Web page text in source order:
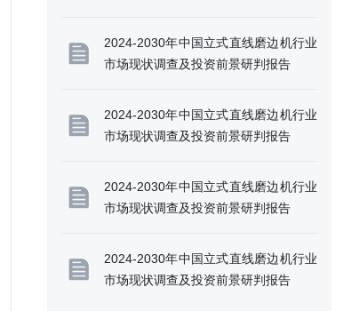
2024-2030年中国立式直线磨边机行业
市场现状调查及投资前景研判报告
2024-2030年中国立式直线磨边机行业
市场现状调查及投资前景研判报告
2024-2030年中国立式直线磨边机行业
市场现状调查及投资前景研判报告
2024-2030年中国立式直线磨边机行业
市场现状调查及投资前景研判报告